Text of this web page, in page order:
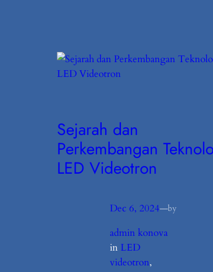
Sejarah dan
Perkembangan
LED Videotron
Dec 6, 2024—by
admin konova
in LED
videotron